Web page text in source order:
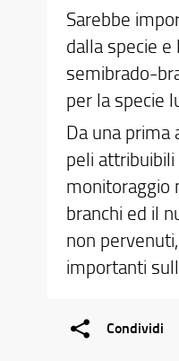
Sarebbe
dalla specie
semibrado-
per la specie
Da una prima
peli
monitoraggio
branchi ed il
non
importanti
Condividi